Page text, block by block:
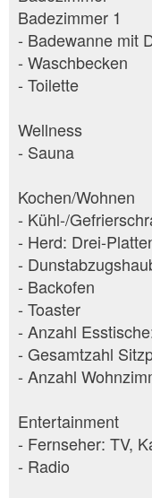
Badezimmer 1
- Badewanne mit
- Waschbecken
- Toilette
Wellness
- Sauna
Kochen/Wohnen
- Kühl-/
- Herd: Drei-
-
- Backofen
- Toaster
- Anzahl
- Gesamtzahl
- Anzahl
Entertainment
- Fernseher: TV,
- Radio